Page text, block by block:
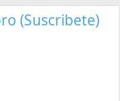
(Suscribete)